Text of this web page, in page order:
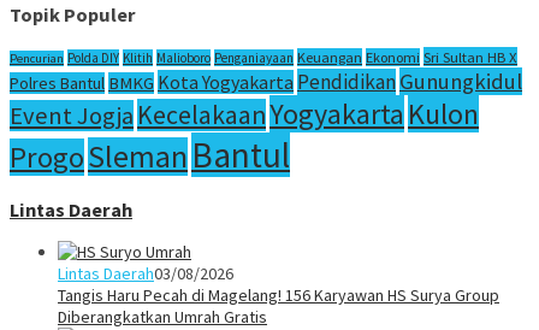
Topik Populer
Pencurian Polda DIY Klitih Malioboro Penganiayaan Keuangan Ekonomi Sri Sultan HB X
Polres Bantul BMKG Kota Yogyakarta PendidikanGunungkidul
Event Jogja KecelakaanYogyakarta Kulon
ProgoSleman Bantul
Lintas Daerah
Lintas Daerah03/08/2026
Tangis Haru Pecah di Magelang! 156 Karyawan HS Surya Group
Diberangkatkan Umrah Gratis